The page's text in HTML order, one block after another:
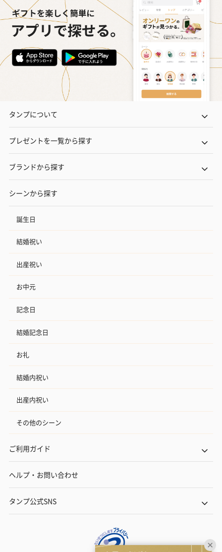
タンプについて
プレゼントを一覧から探す
ブランドから探す
シーンから探す
誕生日
結婚祝い
出産祝い
お中元
記念日
結婚記念日
お礼
結婚内祝い
出産内祝い
その他のシーン
ご利用ガイド
ヘルプ・お問い合わせ
タンプ公式SNS